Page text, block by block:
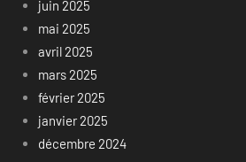
juin 2025
mai 2025
avril 2025
mars 2025
février 2025
janvier 2025
décembre 2024